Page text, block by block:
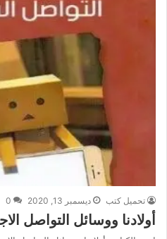
تحميل كتب ديسمبر 13, 2020 0
أولادنا ووسائل التواصل